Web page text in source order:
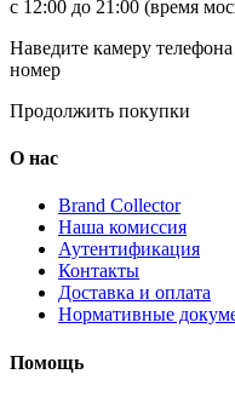
с 12:00 до 21:00 (время
Наведите камеру
номер
Продолжить покупки
О нас
Brand Collector
Наша комиссия
Аутентификация
Контакты
Доставка и оплата
Нормативные
Помощь